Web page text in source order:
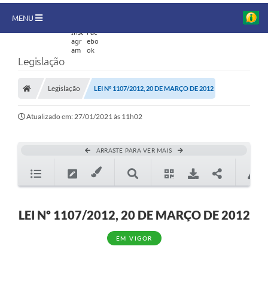
MENU
Secretarias
Editais
Telefones Úteis
Acesso a Informação
Contato
REQUERIMENTO DE RESTITUIÇÃO DA TAXA DE INSCRIÇÃO
Legislação
Legislação LEI Nº 1107/2012, 20 DE MARÇO DE 2012
Atualizado em: 27/01/2021 às 11h02
ARRASTE PARA VER MAIS
LEI Nº 1107/2012, 20 DE MARÇO DE 2012
EM VIGOR